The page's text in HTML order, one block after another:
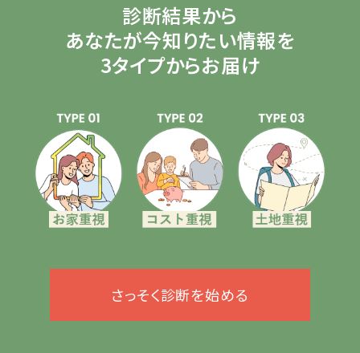
診断結果から
あなたが今知りたい情報を
3タイプからお届け
さっそく診断を始める